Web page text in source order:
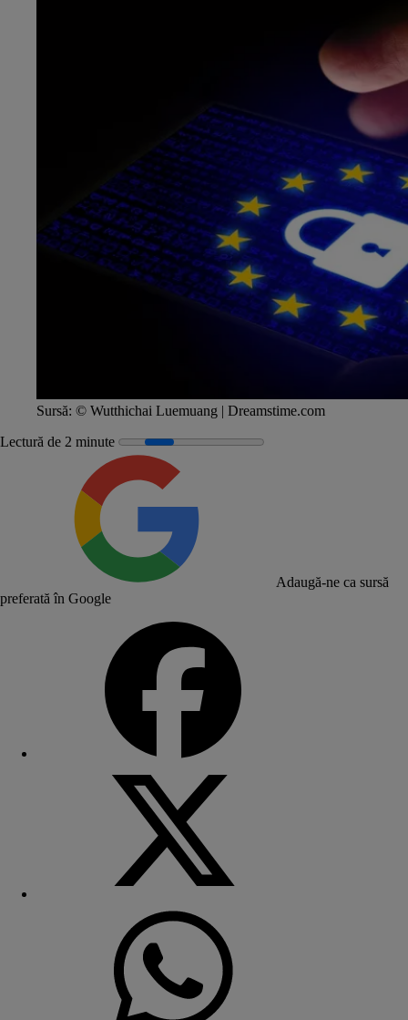
Sursă: © Wutthichai Luemuang | Dreamstime.com
Lectură de 2 minute
Adaugă-ne ca sursă
preferată în Google